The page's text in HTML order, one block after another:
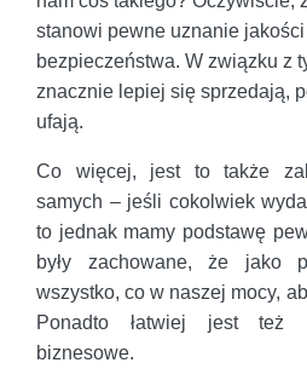
stanowi pewne uznanie
bezpieczeństwa. W związku z
znacznie lepiej się sprzedają,
ufają.
Co więcej, jest to także
samych – jeśli cokolwiek
to jednak mamy podstawę
były zachowane, że jako
wszystko, co w naszej mocy,
Ponadto łatwiej jest też
biznesowe.